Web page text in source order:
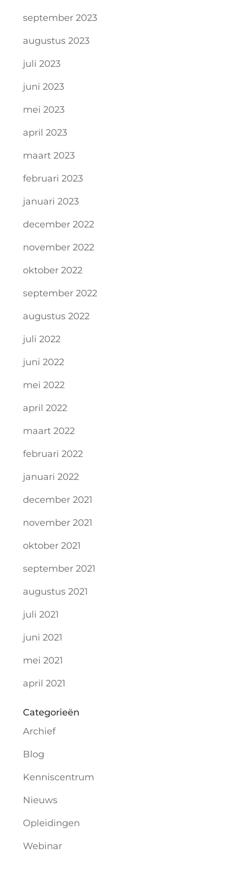
september 2023
augustus 2023
juli 2023
juni 2023
mei 2023
april 2023
maart 2023
februari 2023
januari 2023
december 2022
november 2022
oktober 2022
september 2022
augustus 2022
juli 2022
juni 2022
mei 2022
april 2022
maart 2022
februari 2022
januari 2022
december 2021
november 2021
oktober 2021
september 2021
augustus 2021
juli 2021
juni 2021
mei 2021
april 2021
Categorieën
Archief
Blog
Kenniscentrum
Nieuws
Opleidingen
Webinar